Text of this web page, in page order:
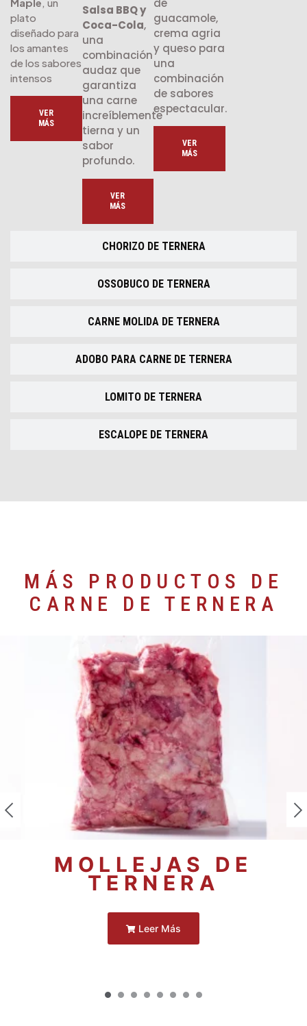
CHORIZO DE TERNERA
OSSOBUCO DE TERNERA
CARNE MOLIDA DE TERNERA
ADOBO PARA CARNE DE TERNERA
LOMITO DE TERNERA
ESCALOPE DE TERNERA
plato
diseñado para
los amantes
de los sabores
intensos
VER
MÁS
Salsa BBQ y
Coca-Cola,
una
combinación
audaz que
garantiza
una carne
increíblemente
tierna y un
sabor
profundo.
VER
MÁS
guacamole,
crema agria
y queso para
una
combinación
de sabores
espectacular.
VER
MÁS
MÁS PRODUCTOS DE
CARNE DE TERNERA
MOLLEJAS DE
TERNERA
Leer Más